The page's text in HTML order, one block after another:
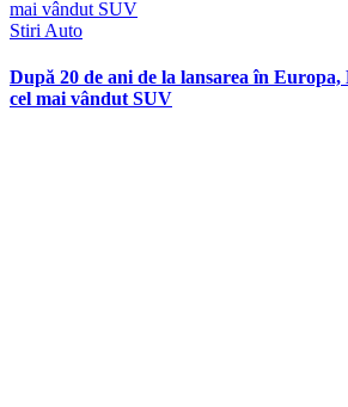
Posted
Stiri Auto
După 20 de ani de la lansarea în Europa,
cel mai vândut SUV